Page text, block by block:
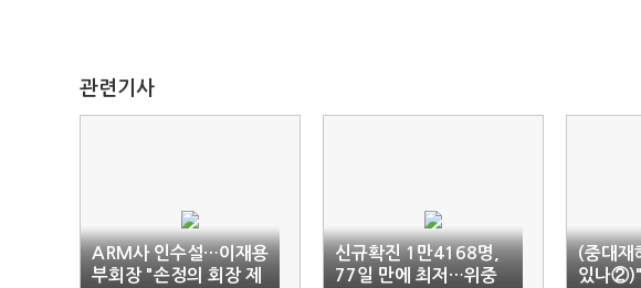
관련기사
ARM사 인수설…이재용
부회장 "손정의 회장 제
신규확진 1만4168명,
77일 만에 최저…위중
(중대재
있나②)"